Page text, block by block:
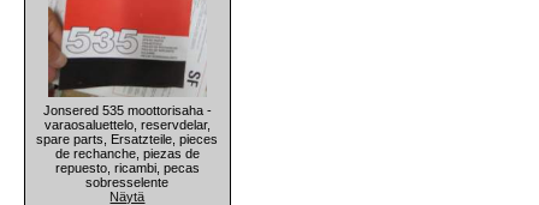
Jonsered 535 moottorisaha -
varaosaluettelo, reservdelar,
spare parts, Ersatzteile, pieces
de rechanche, piezas de
repuesto, ricambi, pecas
sobresselente
Näytä